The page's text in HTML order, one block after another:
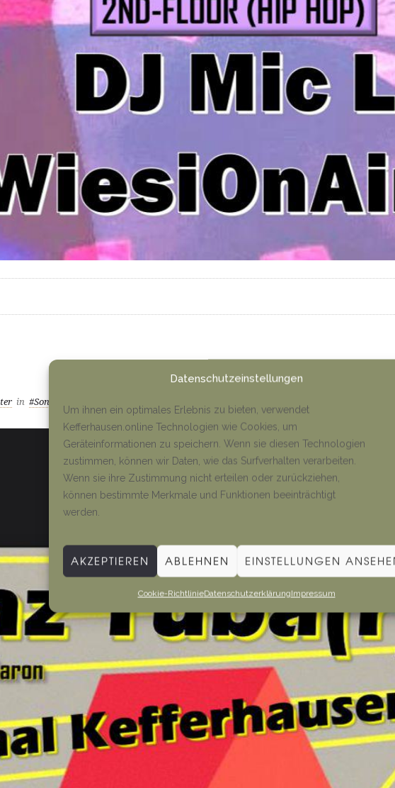
Datenschutzeinstellungen
Um ihnen ein optimales Erlebnis zu bieten, verwendet
Kefferhausen.online Technologien wie Cookies, um
Geräteinformationen zu speichern. Wenn sie diesen Technologien
zustimmen, können wir Daten, wie das Surfverhalten verarbeiten.
Wenn sie ihre Zustimmung nicht erteilen oder zurückziehen,
können bestimmte Merkmale und Funktionen beeinträchtigt
werden.
AKZEPTIEREN ABLEHNEN EINSTELLUNGEN
Cookie-RichtlinieDatenschutzerklärungImpressum
in #Sonstiges